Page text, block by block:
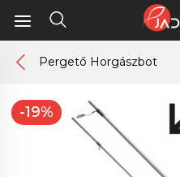
Pergető Horgászbot
-19%